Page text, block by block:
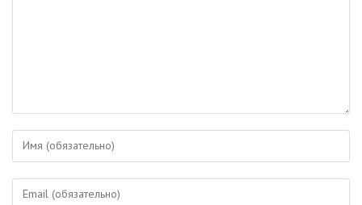
Введите
или
Введите